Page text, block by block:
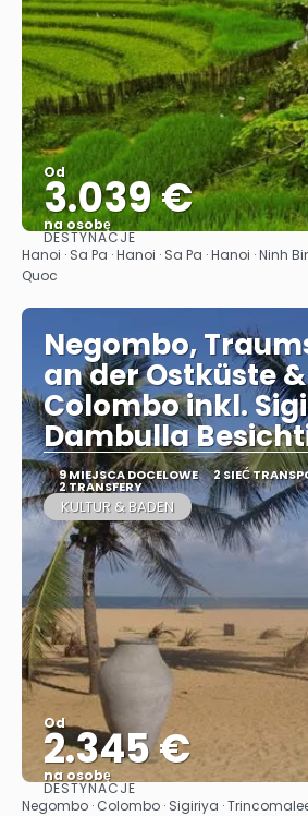
Od
3.039 €
na osobę
Zobacz
DESTYNACJE
Hanoi · Sa Pa · Hanoi · Sa Pa · Hanoi · Ninh
Quoc
Negombo,
an der Ostküste &
Colombo inkl.
Dambulla
9 MIEJSCA DOCELOWE 2 SIEĆ
2 TRANSFERY
KULTUR & BADEN
Od
2.345 €
na osobę
Zobacz
DESTYNACJE
Negombo · Colombo · Sigiriya ·